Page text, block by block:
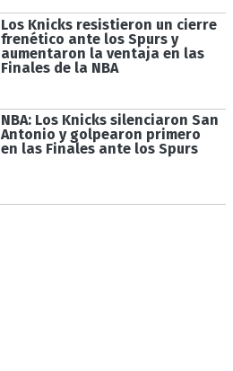
Los Knicks resistieron un cierre
frenético ante los Spurs y
aumentaron la ventaja en las
Finales de la NBA
NBA: Los Knicks silenciaron San
Antonio y golpearon primero
en las Finales ante los Spurs